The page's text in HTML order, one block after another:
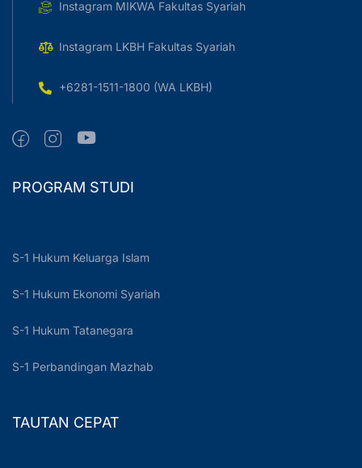
Instagram MIKWA Fakultas Syariah
Instagram LKBH Fakultas Syariah
+6281-1511-1800 (WA LKBH)
PROGRAM STUDI
S-1 Hukum Keluarga Islam
S-1 Hukum Ekonomi Syariah
S-1 Hukum Tatanegara
S-1 Perbandingan Mazhab
TAUTAN CEPAT